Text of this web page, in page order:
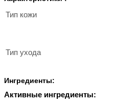
Тип кожи
Тип ухода
Ингредиенты:
Активные ингредиенты: